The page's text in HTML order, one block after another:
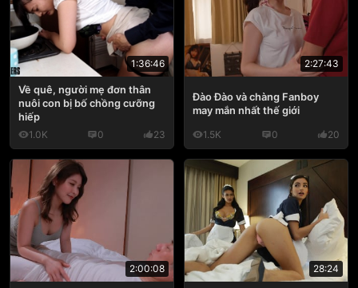
1:36:46
Về quê, người mẹ đơn thân
nuôi con bị bố chồng cưỡng
hiếp
1.0K
0 23
2:27:43
Đào Đào và chàng Fanboy
may mắn nhất thế giới
1.5K 0 20
2:00:08 28:24